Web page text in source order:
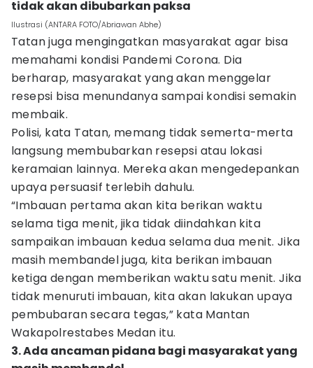
tidak akan dibubarkan paksa
Ilustrasi (ANTARA FOTO/Abriawan Abhe)
Tatan juga mengingatkan masyarakat agar bisa
memahami kondisi Pandemi Corona. Dia
berharap, masyarakat yang akan menggelar
resepsi bisa menundanya sampai kondisi semakin
membaik.
Polisi, kata Tatan, memang tidak semerta-merta
langsung membubarkan resepsi atau lokasi
keramaian lainnya. Mereka akan mengedepankan
upaya persuasif terlebih dahulu.
“Imbauan pertama akan kita berikan waktu
selama tiga menit, jika tidak diindahkan kita
sampaikan imbauan kedua selama dua menit. Jika
masih membandel juga, kita berikan imbauan
ketiga dengan memberikan waktu satu menit. Jika
tidak menuruti imbauan, kita akan lakukan upaya
pembubaran secara tegas,” kata Mantan
Wakapolrestabes Medan itu.
3. Ada ancaman pidana bagi masyarakat yang